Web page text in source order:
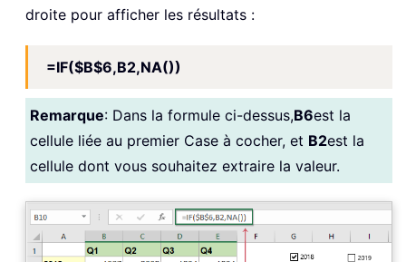
droite pour afficher les résultats :
=IF($B$6,B2,NA())
Remarque: Dans la formule ci-dessus,B6est la
cellule liée au premier Case à cocher, et B2est la
cellule dont vous souhaitez extraire la valeur.